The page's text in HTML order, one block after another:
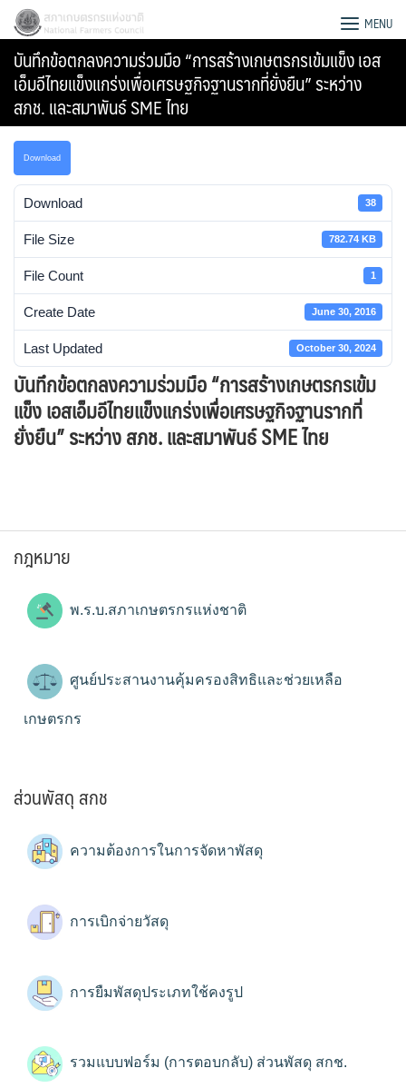
Skip
content
Search
for:
สภาเกษตรกรแห่งชาติ MENU
บันทึกข้อตกลงความร่วมมือ “การสร้างเกษตรกรเข้มแข็ง เอส
เอ็มอีไทยแข็งแกร่งเพื่อเศรษฐกิจฐานรากที่ยั่งยืน” ระหว่าง
สภช. และสมาพันธ์ SME ไทย
Download
Download 38
File Size 782.74 KB
File Count 1
Create Date June 30, 2016
Last Updated October 30, 2024
บันทึกข้อตกลงความร่วมมือ “การสร้างเกษตรกรเข้ม
แข็ง เอสเอ็มอีไทยแข็งแกร่งเพื่อเศรษฐกิจฐานรากที่
ยั่งยืน” ระหว่าง สภช. และสมาพันธ์ SME ไทย
กฎหมาย
พ.ร.บ.สภาเกษตรกรแห่งชาติ
ศูนย์ประสานงานคุ้มครองสิทธิและช่วยเหลือ
เกษตรกร
ส่วนพัสดุ สกช
ความต้องการในการจัดหาพัสดุ
การเบิกจ่ายวัสดุ
การยืมพัสดุประเภทใช้คงรูป
รวมแบบฟอร์ม (การตอบกลับ) ส่วนพัสดุ สกช.